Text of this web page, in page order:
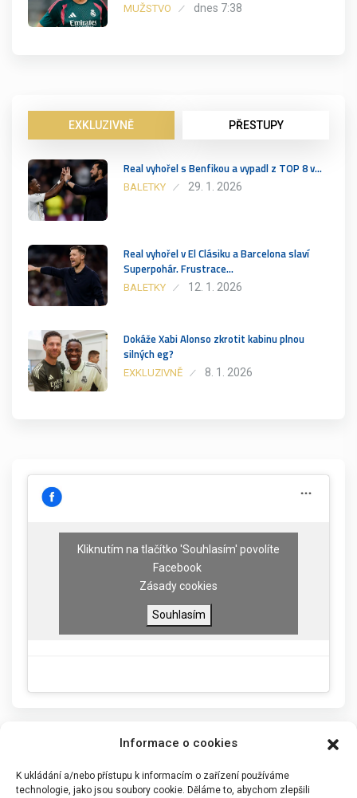
Informace o cookies
K ukládání a/nebo přístupu k informacím o zařízení používáme
technologie, jako jsou soubory cookie. Děláme to, abychom zlepšili
MUŽSTVO dnes 7:38
EXKLUZIVNĚ PŘESTUPY
Real vyhořel s Benfikou a vypadl z TOP 8 v…
BALETKY 29. 1. 2026
Real vyhořel v El Clásiku a Barcelona slaví
Superpohár. Frustrace…
BALETKY 12. 1. 2026
Dokáže Xabi Alonso zkrotit kabinu plnou
silných eg?
EXKLUZIVNĚ 8. 1. 2026
Kliknutím na tlačítko 'Souhlasím' povolíte
Facebook
Zásady cookies
Souhlasím